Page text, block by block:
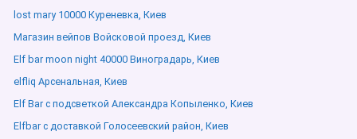
lost mary 10000 Куреневка, Киев
Магазин вейпов Войсковой проезд, Киев
Elf bar moon night 40000 Виноградарь, Киев
elfliq Арсенальная, Киев
Elf Bar с подсветкой Александра Копыленко, Киев
Elfbar с доставкой Голосеевский район, Киев